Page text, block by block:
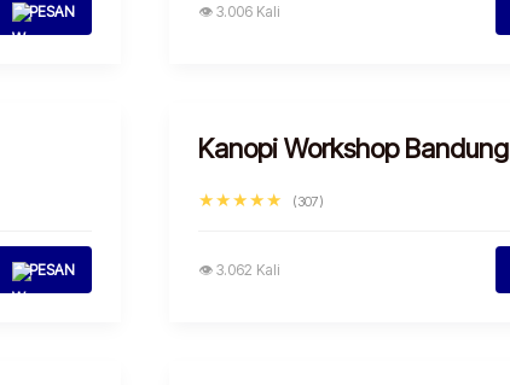
PESAN 👁 3.006 Kali
PESAN
Kanopi Workshop Bandung
★★★★★ (307)
👁 3.062 Kali